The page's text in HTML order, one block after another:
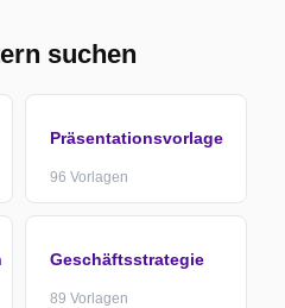
suchen
Präsentationsvorlage
96 Vorlagen
Geschäftsstrategie
89 Vorlagen